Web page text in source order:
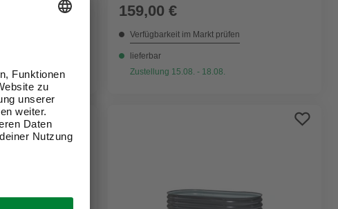
159,00 €
Verfügbarkeit im Markt prüfen
lieferbar
Zustellung 15.08. - 18.08.